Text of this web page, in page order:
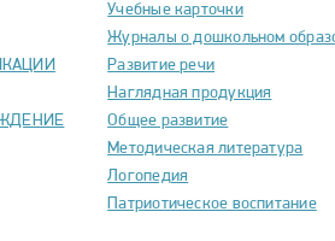
Учебные карточки
Журналы о дошкольном
Развитие речи
Наглядная продукция
Общее развитие
Методическая литература
Логопедия
Патриотическое воспитание